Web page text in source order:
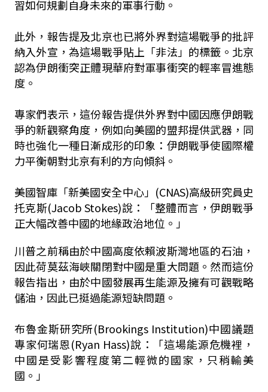
習如何規劃自身未來的軍事行動。
此外，報告提及北京也已將外界對這場戰爭的批評
納入外宣，為這場戰爭貼上「非法」的標籤。北京
認為伊朗衝突正體現華府對軍事衝突的輕率冒進態
度。
專家們表示，這份報告提供外界對中國因應伊朗戰
爭的新觀察角度，例如向美國的盟邦提供武器，同
時也強化一種日漸成形的印象：伊朗戰爭使國際權
力平衡朝對北京有利的方向傾斜。
美國智庫「新美國安全中心」(CNAS)高級研究員史
托克斯(Jacob Stokes)說：「整體而言，伊朗戰爭
正大幅改善中國的地緣政治地位。」
川普之前稱由於中國高度依賴波斯灣地區的石油，
因此荷莫茲海峽關閉對中國是重大問題。然而這份
報告指出，由於中國發展再生能源及擁有可觀戰略
儲油，因此已挺過能源短缺問題。
布魯金斯研究所(Brookings Institution)中國議題
專家何瑞恩(Ryan Hass)說：「這場能源危機裡，
中國是受影響程度第二輕微的國家，只稍輸美
國。」